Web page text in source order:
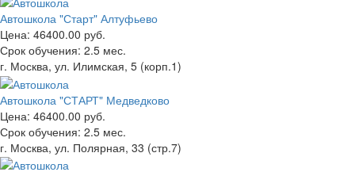
Автошкола "Старт" Алтуфьево
Цена: 46400.00 руб.
Срок обучения: 2.5 мес.
г. Москва, ул. Илимская, 5 (корп.1)
Автошкола "СТАРТ" Медведково
Цена: 46400.00 руб.
Срок обучения: 2.5 мес.
г. Москва, ул. Полярная, 33 (стр.7)